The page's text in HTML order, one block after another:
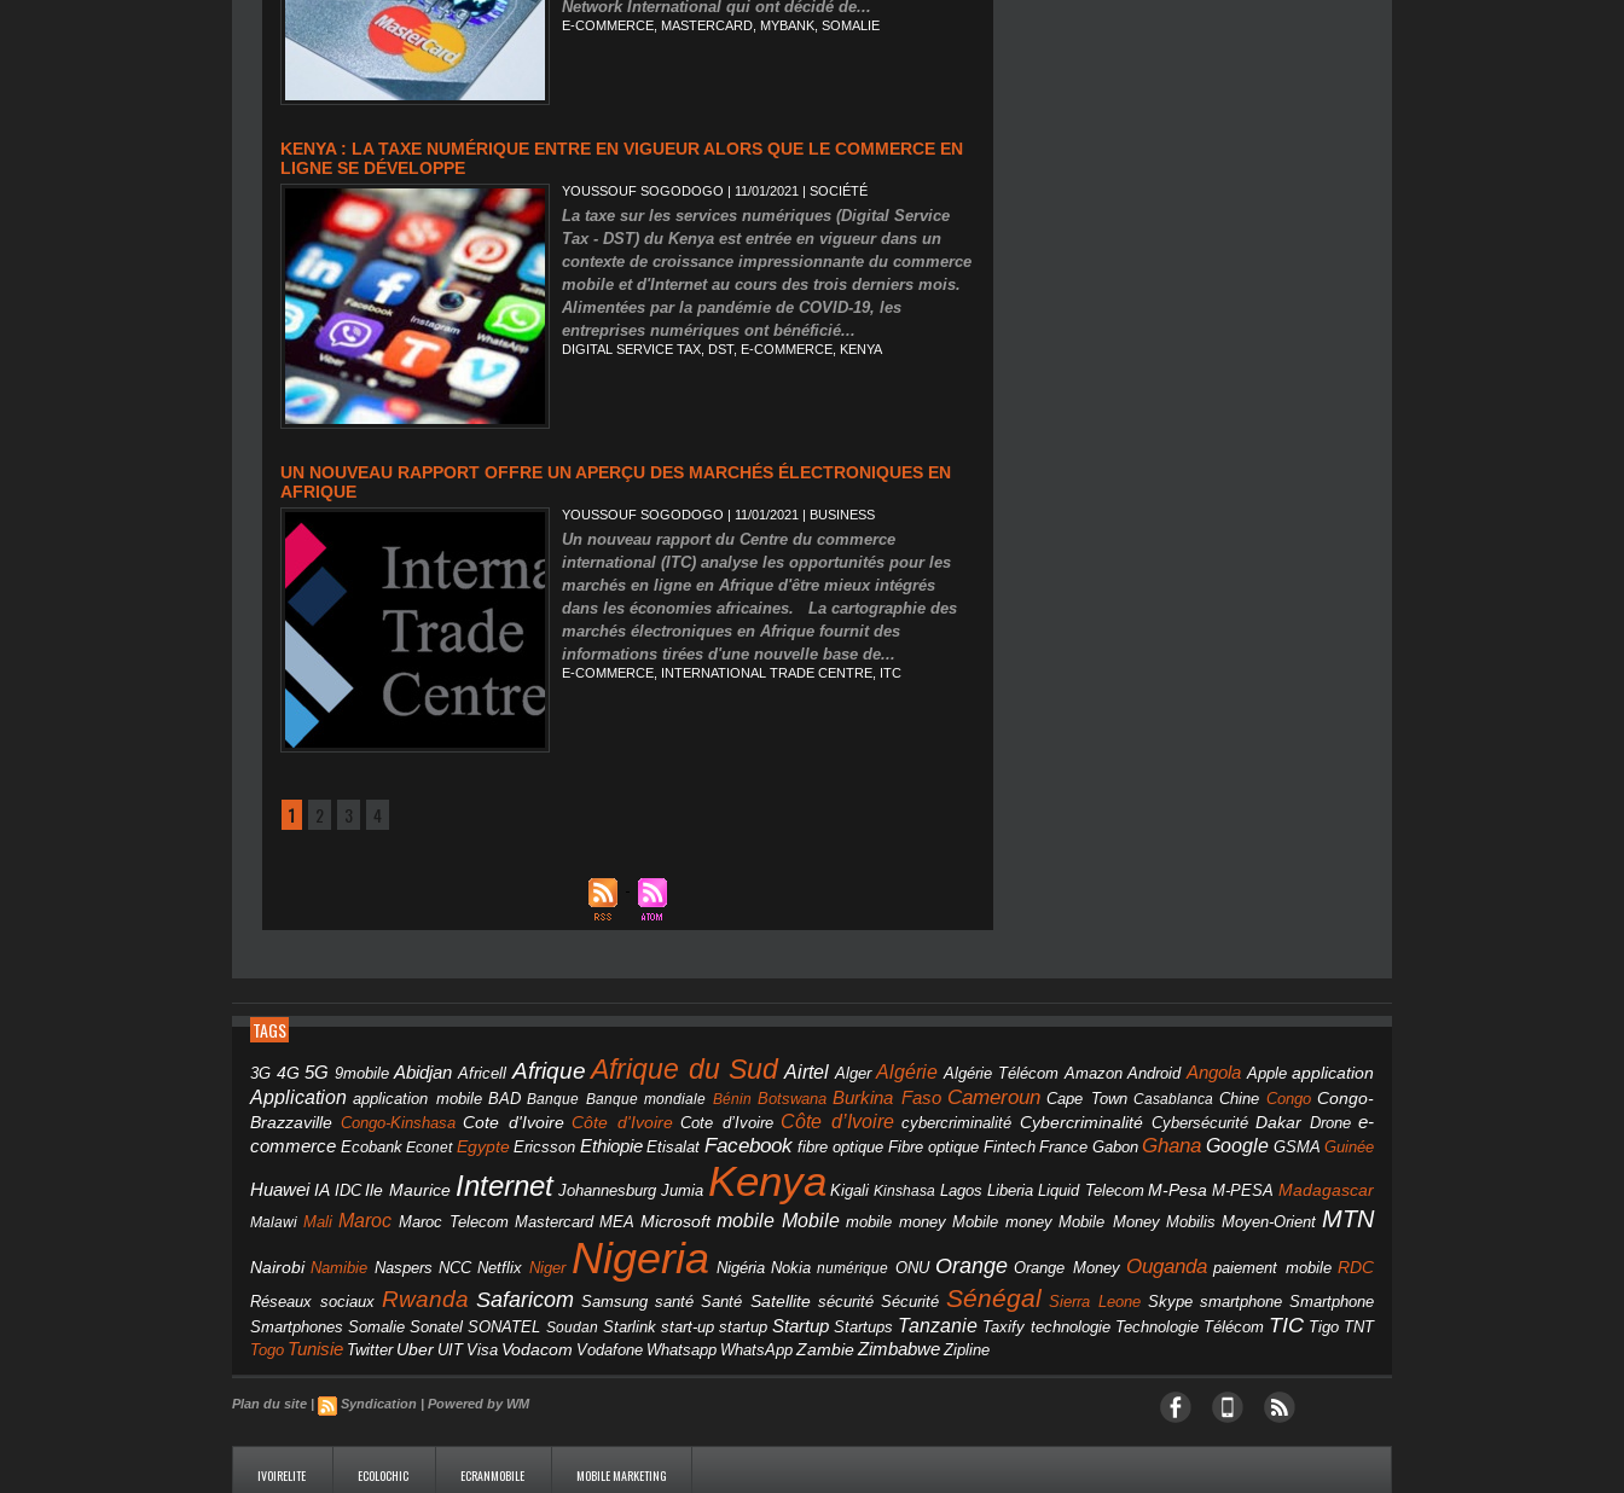
Network International qui ont décidé de...
E-COMMERCE MASTERCARD MYBANK SOMALIE
KENYA : LA TAXE NUMÉRIQUE ENTRE EN VIGUEUR ALORS QUE LE COMMERCE EN
LIGNE SE DÉVELOPPE
YOUSSOUF SOGODOGO | 11/01/2021 | SOCIÉTÉ
La taxe sur les services numériques (Digital Service
Tax - DST) du Kenya est entrée en vigueur dans un
contexte de croissance impressionnante du commerce
mobile et d'Internet au cours des trois derniers mois.
Alimentées par la pandémie de COVID-19, les
entreprises numériques ont bénéficié...
DIGITAL SERVICE TAX DST, E-COMMERCE KENYA
UN NOUVEAU RAPPORT OFFRE UN APERÇU DES MARCHÉS ÉLECTRONIQUES EN
AFRIQUE
YOUSSOUF SOGODOGO | 11/01/2021 | BUSINESS
Un nouveau rapport du Centre du commerce
international (ITC) analyse les opportunités pour les
marchés en ligne en Afrique d'être mieux intégrés
dans les économies africaines. La cartographie des
marchés électroniques en Afrique fournit des
informations tirées d'une nouvelle base de...
E-COMMERCE INTERNATIONAL TRADE CENTRE ITC
1 2 3 4
TAGS
3G 4G 5G 9mobile Abidjan Africell Afrique Afrique du Sud Airtel Alger Algérie Algérie Télécom Amazon Android Angola Apple application
Application application mobile BAD Banque Banque mondiale Bénin Botswana Burkina Faso Cameroun Cape Town Casablanca Chine Congo Congo-
Brazzaville Congo-Kinshasa Cote d'Ivoire Côte d'Ivoire Cote d’Ivoire Côte d’Ivoire cybercriminalité Cybercriminalité Cybersécurité Dakar Drone e-
commerce Ecobank Econet Egypte Ericsson Ethiopie Etisalat Facebook fibre optique Fibre optique Fintech France Gabon Ghana Google GSMA Guinée
Huawei IA IDC Ile Maurice Internet Johannesburg Jumia Kenya Kigali Kinshasa Lagos Liberia Liquid Telecom M-Pesa M-PESA Madagascar
Malawi Mali Maroc Maroc Telecom Mastercard MEA Microsoft mobile Mobile mobile money Mobile money Mobile Money Mobilis Moyen-Orient MTN
Nairobi Namibie Naspers NCC Netflix Niger Nigeria Nigéria Nokia numérique ONU Orange Orange Money Ouganda paiement mobile RDC
Réseaux sociaux Rwanda Safaricom Samsung santé Santé Satellite sécurité Sécurité Sénégal Sierra Leone Skype smartphone Smartphone
Smartphones Somalie Sonatel SONATEL Soudan Starlink start-up startup Startup Startups Tanzanie Taxify technologie Technologie Télécom TIC Tigo TNT
Togo Tunisie Twitter Uber UIT Visa Vodacom Vodafone Whatsapp WhatsApp Zambie Zimbabwe Zipline
Plan du site | Syndication | Powered by WM
IVOIRELITE ECOLOCHIC ECRANMOBILE MOBILE MARKETING